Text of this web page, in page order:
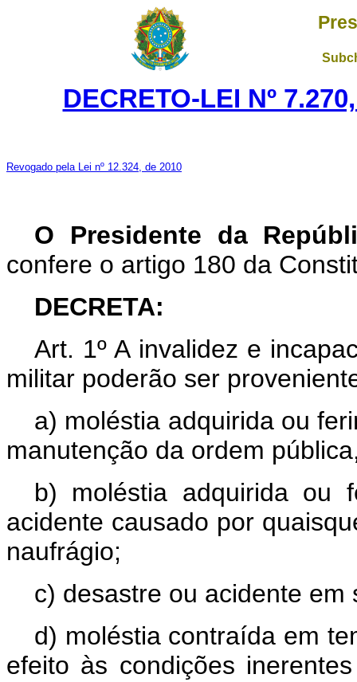
DECRETO-LEI Nº
Revogado pela Lei nº 12.324, de 2010
O Presidente da
confere o artigo 180 da
DECRETA:
Art. 1º A invalidez e
militar poderão ser
a) moléstia adquirida ou
manutenção da ordem
b) moléstia adquirida ou
acidente causado por
naufrágio;
c) desastre ou acidente
d) moléstia contraída em
efeito às condições